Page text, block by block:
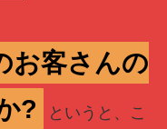
お客さんの
?
というと、こ